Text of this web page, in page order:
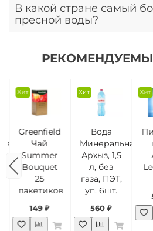
Антарктида. Большая часть
находится в виде льда.
В какой стране самый
пресной воды?
Бразилия.
Хит
Greenfield
Чай
Summer
Bouquet
25
пакетиков
149 ₽
Хит
Вода
Минеральная
Архыз, 1,5
л, без
газа, ПЭТ,
уп. 6шт.
560 ₽
Хит